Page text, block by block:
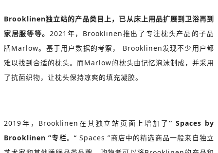
Brooklinen独立站的产品类目上，已从床上用品扩展到卫浴再到
家居服等等。 2021年，Brooklinen推出了专注枕头产品的子品
牌Marlow。 基于用户数据的考察， Brooklinen发现不少用户都
难以找到合适的枕头。而Marlow的枕头由记忆泡沫制成，并采用
了抗菌织物，让枕头保持凉爽的填充凝胶。
2019年，Brooklinen在其独立站页面上增加了“ Spaces by
Brooklinen ”专栏。“ Spaces ”商店中的精选商品一般来自独立